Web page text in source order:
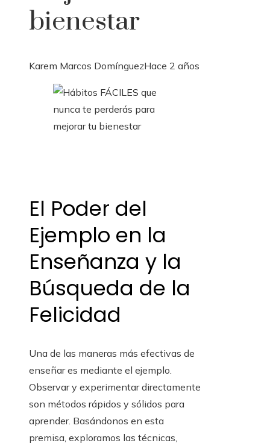
bienestar
Karem Marcos DomínguezHace 2 años
El Poder del
Ejemplo en la
Enseñanza y la
Búsqueda de la
Felicidad
Una de las maneras más efectivas de
enseñar es mediante el ejemplo.
Observar y experimentar directamente
son métodos rápidos y sólidos para
aprender. Basándonos en esta
premisa, exploramos las técnicas,